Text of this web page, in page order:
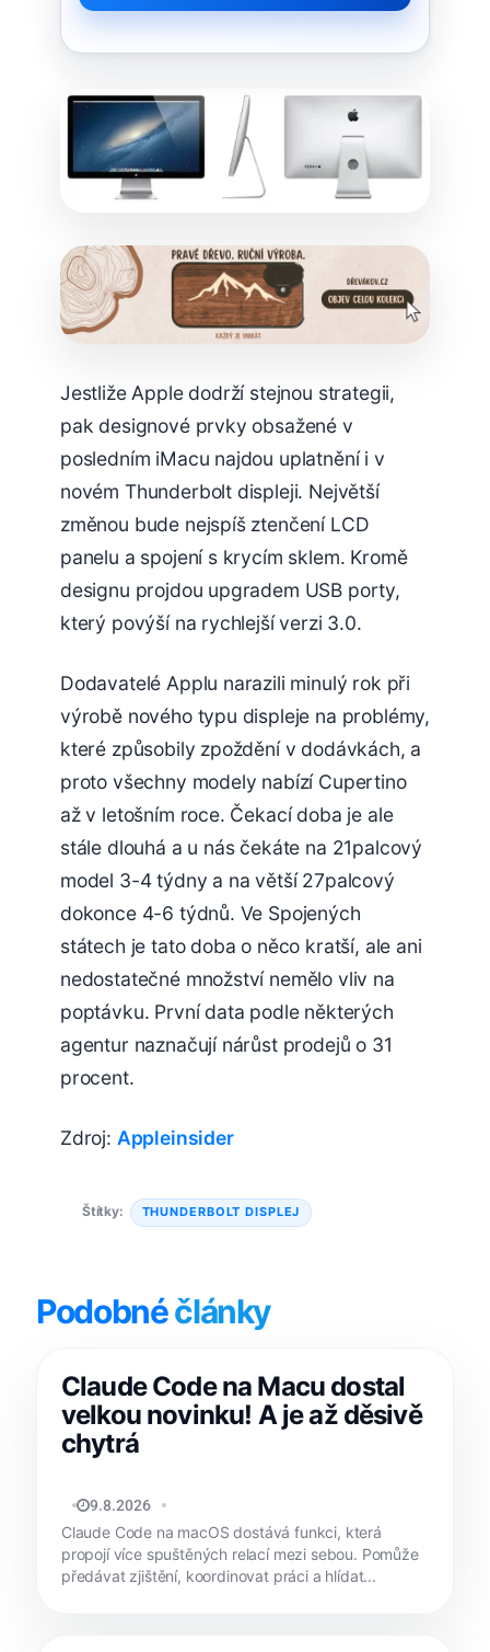
Jestliže Apple dodrží stejnou strategii,
pak designové prvky obsažené v
posledním iMacu najdou uplatnění i v
novém Thunderbolt displeji. Největší
změnou bude nejspíš ztenčení LCD
panelu a spojení s krycím sklem. Kromě
designu projdou upgradem USB porty,
který povýší na rychlejší verzi 3.0.
Dodavatelé Applu narazili minulý rok při
výrobě nového typu displeje na problémy,
které způsobily zpoždění v dodávkách, a
proto všechny modely nabízí Cupertino
až v letošním roce. Čekací doba je ale
stále dlouhá a u nás čekáte na 21palcový
model 3-4 týdny a na větší 27palcový
dokonce 4-6 týdnů. Ve Spojených
státech je tato doba o něco kratší, ale ani
nedostatečné množství nemělo vliv na
poptávku. První data podle některých
agentur naznačují nárůst prodejů o 31
procent.
Zdroj: Appleinsider
Štítky: THUNDERBOLT DISPLEJ
Podobnéčlánky
Claude Code na Macu dostal
velkou novinku! A je až děsivě
chytrá
JAN HOLEŠ
9.8.2026
Claude Code na macOS dostává funkci, která
propojí více spuštěných relací mezi sebou. Pomůže
předávat zjištění, koordinovat práci a hlídat...